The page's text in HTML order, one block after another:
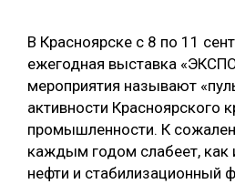
МЕБЕЛЬНОЕ ПРОИЗВОДСТВО
В Красноярске с 8 по 11
ежегодная выставка
мероприятия называют
активности Красноярского
промышленности. К
каждым годом слабеет, как
нефти и стабилизационный